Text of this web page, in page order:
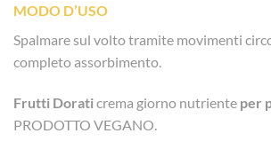
MODO D’USO
Spalmare sul volto tramite movimenti
completo assorbimento.
Frutti Doraticrema giorno nutriente per
PRODOTTO VEGANO.